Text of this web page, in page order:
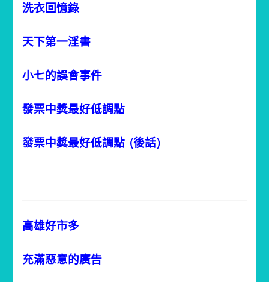
洗衣回憶錄
天下第一淫書
小七的誤會事件
發票中獎最好低調點
發票中獎最好低調點 (後話)
高雄好市多
充滿惡意的廣告